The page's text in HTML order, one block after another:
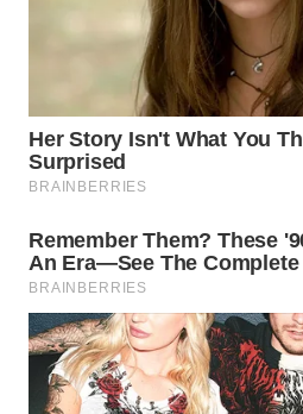
WN
KALBAR
KALTENG
WN
KALTARA
WN